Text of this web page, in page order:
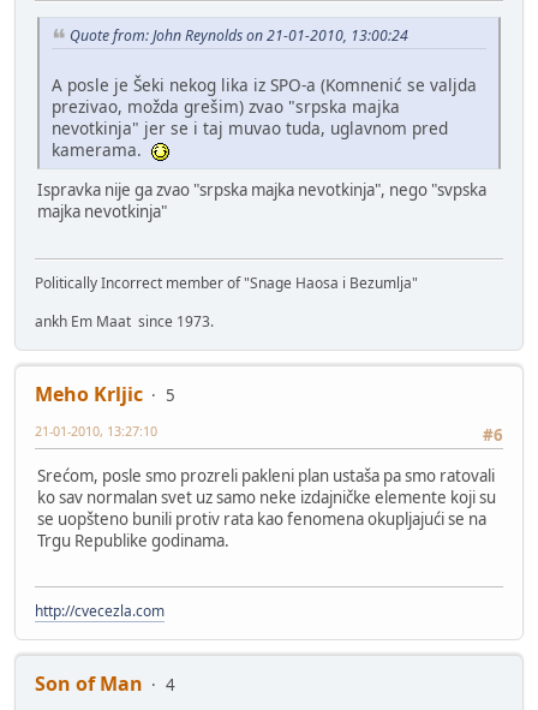
Quote from: John Reynolds on 21-01-2010, 13:00:24
A posle je Šeki nekog lika iz SPO-a (Komnenić se valjda
prezivao, možda grešim) zvao "srpska majka
nevotkinja" jer se i taj muvao tuda, uglavnom pred
kamerama.
Ispravka nije ga zvao "srpska majka nevotkinja", nego "svpska
majka nevotkinja"
Politically Incorrect member of "Snage Haosa i Bezumlja"
ankh Em Maat since 1973.
Meho Krljic
5
#6
21-01-2010, 13:27:10
Srećom, posle smo prozreli pakleni plan ustaša pa smo ratovali
ko sav normalan svet uz samo neke izdajničke elemente koji su
se uopšteno bunili protiv rata kao fenomena okupljajući se na
Trgu Republike godinama.
http://cvecezla.com
Son of Man
4